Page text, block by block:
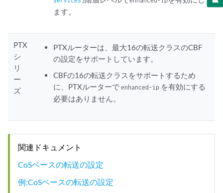
ます。
PTX
シ
リ
ー
ズ
PTXルーターは、最大16の転送クラスのCBF
の設定をサポートしています。
CBFの16の転送クラスをサポートするため
に、PTXルーターでenhanced-ipを有効にする
必要はありません。
関連ドキュメント
CoSベースの転送の設定
例:CoSベースの転送の設定